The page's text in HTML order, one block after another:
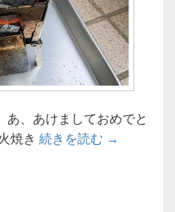
あ、あけましておめでと
焼き 続きを読む 【おうち
→